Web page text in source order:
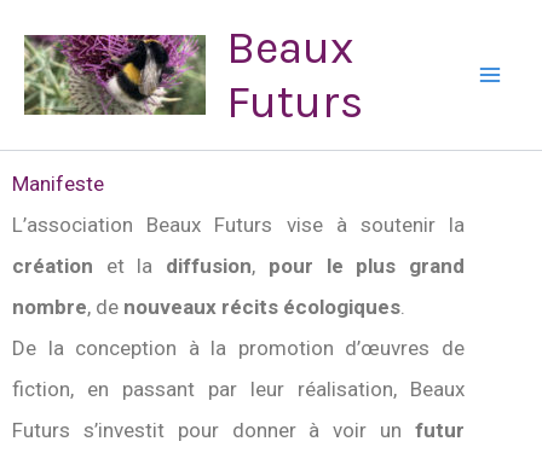
contenu
Beaux
Futurs
Manifeste
L’association Beaux Futurs vise à soutenir la
création et la diffusion, pour le plus grand
nombre, de nouveaux récits écologiques.
De la conception à la promotion d’œuvres de
fiction, en passant par leur réalisation, Beaux
Futurs s’investit pour donner à voir unfutur